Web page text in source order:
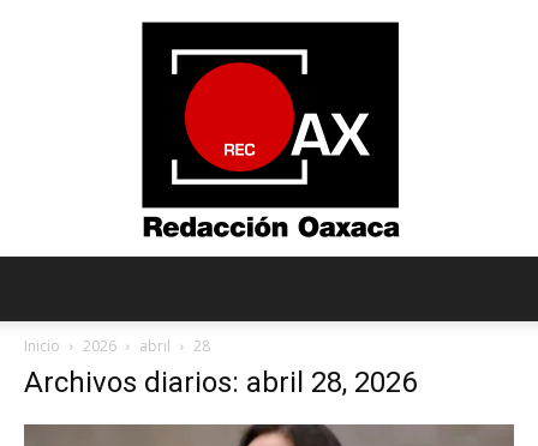
Inicio 2026 abril 28
Archivos diarios: abril 28, 2026